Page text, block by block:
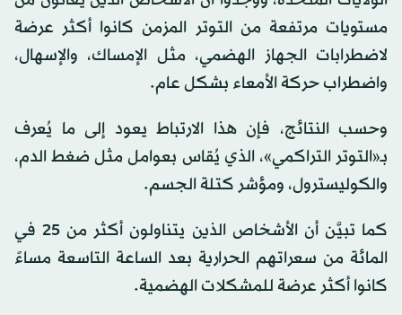
مستويات مرتفعة من التوتر المزمن كانوا أكثر عرضة
لاضطرابات الجهاز الهضمي، مثل الإمساك، والإسهال،
واضطراب حركة الأمعاء بشكل عام.
وحسب النتائج، فإن هذا الارتباط يعود إلى ما يُعرف
بـ«التوتر التراكمي»، الذي يُقاس بعوامل مثل ضغط الدم،
والكوليسترول، ومؤشر كتلة الجسم.
كما تبيَّن أن الأشخاص الذين يتناولون أكثر من 25 في
المائة من سعراتهم الحرارية بعد الساعة التاسعة مساءً
كانوا أكثر عرضة للمشكلات الهضمية.